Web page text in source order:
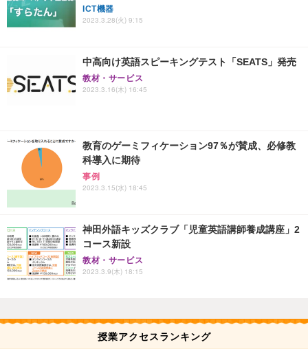
ICT機器
2023.3.28(火) 9:15
中高向け英語スピーキングテスト「SEATS」発売
教材・サービス
2023.3.16(木) 16:45
教育のゲーミフィケーション97％が賛成、必修教
科導入に期待
事例
2023.3.15(水) 18:45
神田外語キッズクラブ「児童英語講師養成講座」2
コース新設
教材・サービス
2023.3.9(木) 18:15
授業アクセスランキング